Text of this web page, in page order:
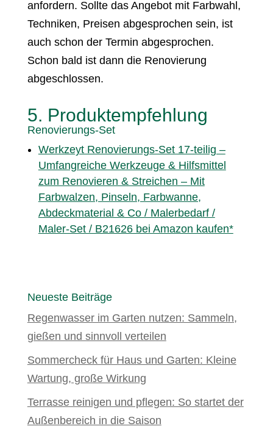
anfordern. Sollte das Angebot mit Farbwahl,
Techniken, Preisen abgesprochen sein, ist
auch schon der Termin abgesprochen.
Schon bald ist dann die Renovierung
abgeschlossen.
5. Produktempfehlung
Renovierungs-Set
Werkzeyt Renovierungs-Set 17-teilig –
Umfangreiche Werkzeuge & Hilfsmittel
zum Renovieren & Streichen – Mit
Farbwalzen, Pinseln, Farbwanne,
Abdeckmaterial & Co / Malerbedarf /
Maler-Set / B21626 bei Amazon kaufen*
Neueste Beiträge
Regenwasser im Garten nutzen: Sammeln,
gießen und sinnvoll verteilen
Sommercheck für Haus und Garten: Kleine
Wartung, große Wirkung
Terrasse reinigen und pflegen: So startet der
Außenbereich in die Saison